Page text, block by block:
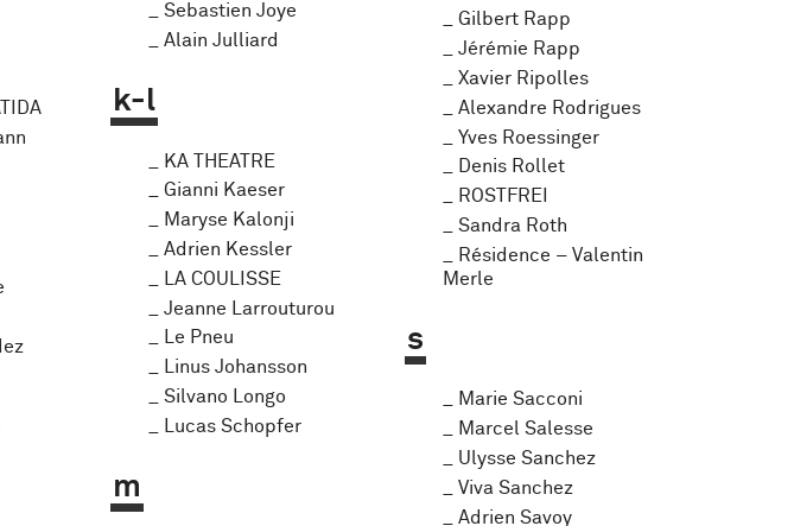
Sebastien Joye
Alain Julliard
k-l
KA THEATRE
Gianni Kaeser
Maryse Kalonji
Adrien Kessler
LA COULISSE
Jeanne Larrouturou
Le Pneu
Linus Johansson
Silvano Longo
Lucas Schopfer
m
Gilbert Rapp
Jérémie Rapp
Xavier Ripolles
Alexandre Rodrigues
Yves Roessinger
Denis Rollet
ROSTFREI
Sandra Roth
Résidence – Valentin
Merle
s
Marie Sacconi
Marcel Salesse
Ulysse Sanchez
Viva Sanchez
Adrien Savoy